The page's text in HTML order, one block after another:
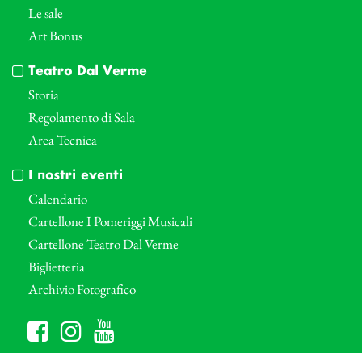
Le sale
Art Bonus
Teatro Dal Verme
Storia
Regolamento di Sala
Area Tecnica
I nostri eventi
Calendario
Cartellone I Pomeriggi Musicali
Cartellone Teatro Dal Verme
Biglietteria
Archivio Fotografico